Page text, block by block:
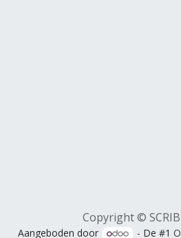
Copyright ©
Aangeboden door - De #1